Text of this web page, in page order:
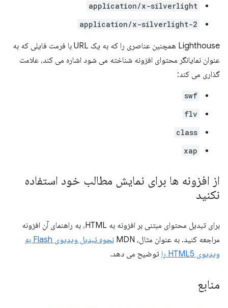
application/x-silverlight
application/x-silverlight-2
Lighthouse همچنین عناصری را که به یک URL با فرمت فایلی که به
عنوان نمایانگر محتوای افزونه شناخته می شود اشاره می کند، علامت
گذاری می کند:
swf
flv
class
xap
از افزونه ها برای نمایش مطالب خود استفاده
نکنید
برای تبدیل محتوای مبتنی بر افزونه به HTML، به راهنمای آن افزونه
مراجعه کنید. به عنوان مثال، MDN
نحوه تبدیل ویدیوی Flash به
ویدیوی HTML5 را
توضیح می دهد.
منابع